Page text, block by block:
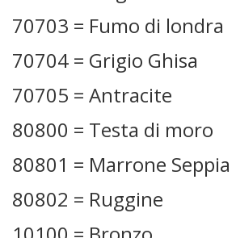
70703 = Fumo di londra
70704 = Grigio Ghisa
70705 = Antracite
80800 = Testa di moro
80801 = Marrone Seppia
80802 = Ruggine